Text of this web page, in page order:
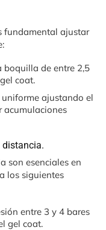
fundamental ajustar
boquilla de entre 2,5
coat.
ajustando el
acumulaciones
distancia.
son esenciales en
los siguientes
entre 3 y 4 bares
gel coat.